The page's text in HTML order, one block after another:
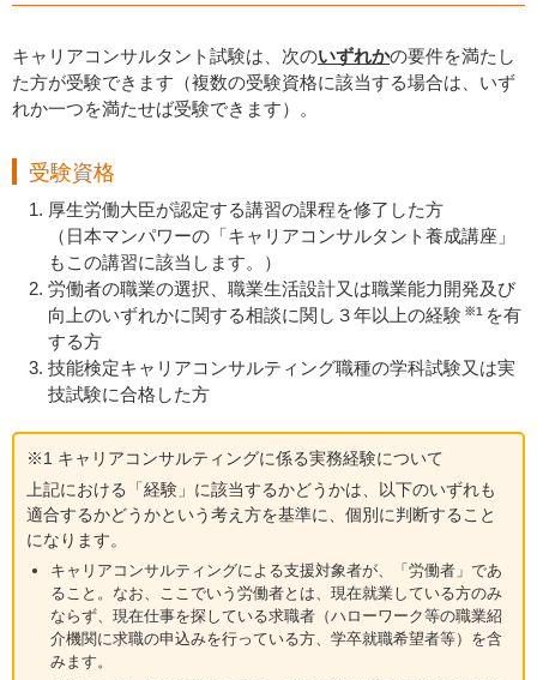
キャリアコンサルタント試験は、次のいずれかの要件を満たし
た方が受験できます（複数の受験資格に該当する場合は、いず
れか一つを満たせば受験できます）。
受験資格
厚生労働大臣が認定する講習の課程を修了した方
（日本マンパワーの「キャリアコンサルタント養成講座」
もこの講習に該当します。）
労働者の職業の選択、職業生活設計又は職業能力開発及び
向上のいずれかに関する相談に関し３年以上の経験 ※1 を有
する方
技能検定キャリアコンサルティング職種の学科試験又は実
技試験に合格した方
※1 キャリアコンサルティングに係る実務経験について
上記における「経験」に該当するかどうかは、以下のいずれも
適合するかどうかという考え方を基準に、個別に判断すること
になります。
キャリアコンサルティングによる支援対象者が、「労働者」であ
ること。なお、ここでいう労働者とは、現在就業している方のみ
ならず、現在仕事を探している求職者（ハローワーク等の職業紹
介機関に求職の申込みを行っている方、学卒就職希望者等）を含
みます。